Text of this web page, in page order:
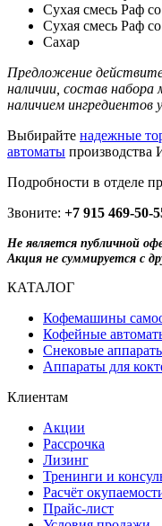
Сухая смесь Раф
Сухая смесь Раф
Сахар
Предложение
наличии, состав
наличием ингредиентов
Выбирайте надежные
автоматы производства
Подробности в отделе
Звоните: +7 915 469-50-
Не является публичной
Акция не суммируется с
КАТАЛОГ
Кофемашины
Кофейные
Снековые
Аппараты для
Клиентам
Акции
Рассрочка
Лизинг
Тренинги и
Расчёт
Прайс-лист